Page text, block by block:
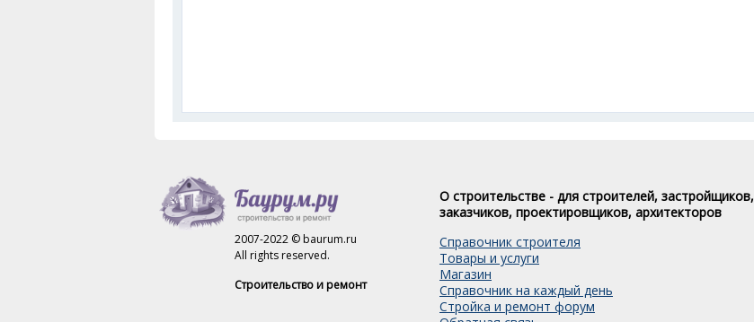
2007-2022 © baurum.ru
All rights reserved.
Строительство и ремонт
О строительстве - для строителей, застройщиков,
заказчиков, проектировщиков, архитекторов
Справочник строителя
Товары и услуги
Магазин
Справочник на каждый день
Стройка и ремонт форум